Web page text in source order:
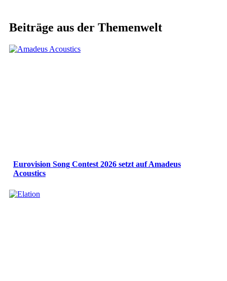
Beiträge aus der Themenwelt
Eurovision Song Contest 2026 setzt auf Amadeus
Acoustics